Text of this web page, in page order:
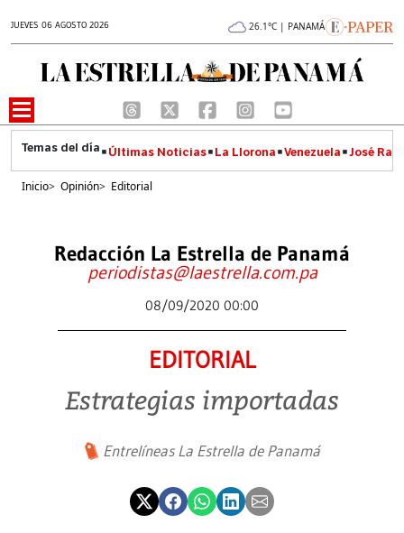
JUEVES 06 AGOSTO 2026 26.1°C | PANAMÁ
Últimas Noticias La Llorona Venezuela José
Inicio> Opinión> Editorial
Redacción La Estrella de Panamá
periodistas@laestrella.com.pa
08/09/2020 00:00
EDITORIAL
Estrategias importadas
Entrelíneas La Estrella de Panamá